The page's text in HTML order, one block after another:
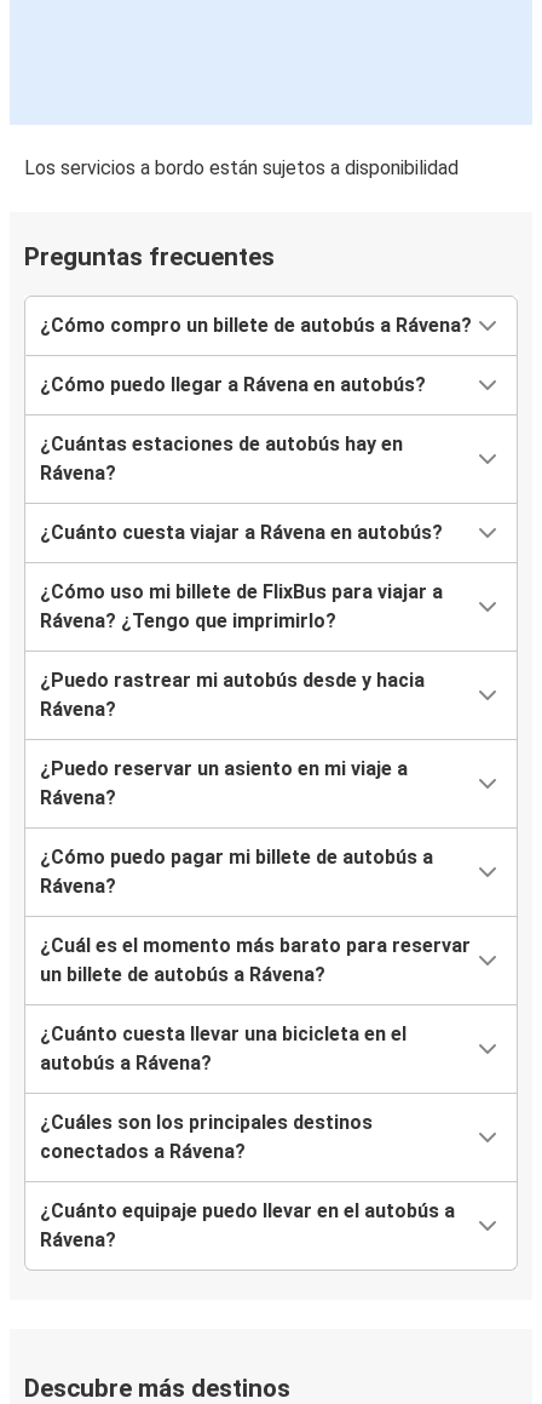
Los servicios a bordo están sujetos a disponibilidad
Preguntas frecuentes
¿Cómo compro un billete de autobús a Rávena?
¿Cómo puedo llegar a Rávena en autobús?
¿Cuántas estaciones de autobús hay en
Rávena?
¿Cuánto cuesta viajar a Rávena en autobús?
¿Cómo uso mi billete de FlixBus para viajar a
Rávena? ¿Tengo que imprimirlo?
¿Puedo rastrear mi autobús desde y hacia
Rávena?
¿Puedo reservar un asiento en mi viaje a
Rávena?
¿Cómo puedo pagar mi billete de autobús a
Rávena?
¿Cuál es el momento más barato para reservar
un billete de autobús a Rávena?
¿Cuánto cuesta llevar una bicicleta en el
autobús a Rávena?
¿Cuáles son los principales destinos
conectados a Rávena?
¿Cuánto equipaje puedo llevar en el autobús a
Rávena?
Descubre más destinos